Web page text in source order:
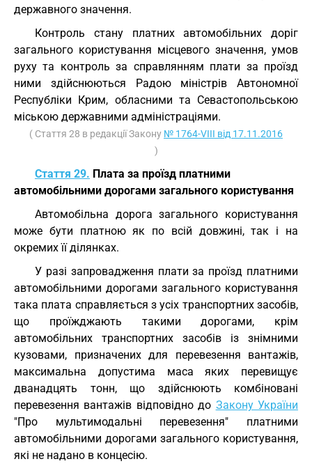
державного значення.
Контроль стану платних автомобільних доріг
загального користування місцевого значення, умов
руху та контроль за справлянням плати за проїзд
ними здійснюються Радою міністрів Автономної
Республіки Крим, обласними та Севастопольською
міською державними адміністраціями.
( Стаття 28 в редакції Закону № 1764-VIII від 17.11.2016
)
Стаття 29. Плата за проїзд платними
автомобільними дорогами загального користування
Автомобільна дорога загального користування
може бути платною як по всій довжині, так і на
окремих її ділянках.
У разі запровадження плати за проїзд платними
автомобільними дорогами загального користування
така плата справляється з усіх транспортних засобів,
що проїжджають такими дорогами, крім
автомобільних транспортних засобів із знімними
кузовами, призначених для перевезення вантажів,
максимальна допустима маса яких перевищує
дванадцять тонн, що здійснюють комбіновані
перевезення вантажів відповідно до Закону України
"Про мультимодальні перевезення" платними
автомобільними дорогами загального користування,
які не надано в концесію.